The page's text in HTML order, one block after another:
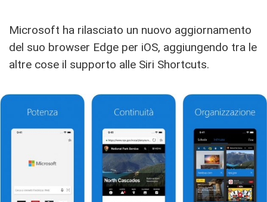
Microsoft ha rilasciato un nuovo aggiornamento
del suo browser Edge per iOS, aggiungendo tra le
altre cose il supporto alle Siri Shortcuts.